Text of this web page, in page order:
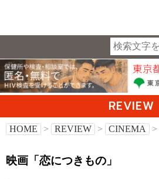
REVIEW
HOME > REVIEW > CINEMA
映画「恋につきもの」